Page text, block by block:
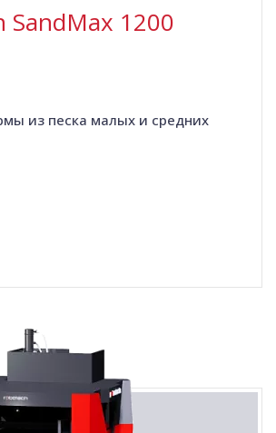
SandMax 1200
из песка малых и средних